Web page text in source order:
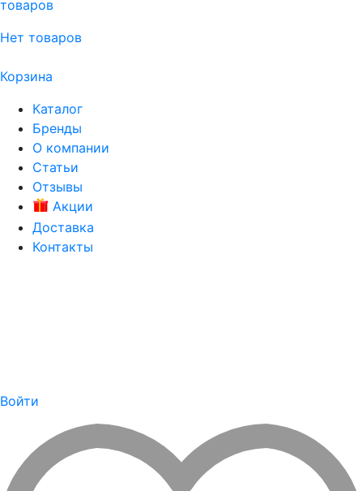
товаров
Нет товаров
Корзина
Каталог
Бренды
О компании
Статьи
Отзывы
Акции
Доставка
Контакты
Войти